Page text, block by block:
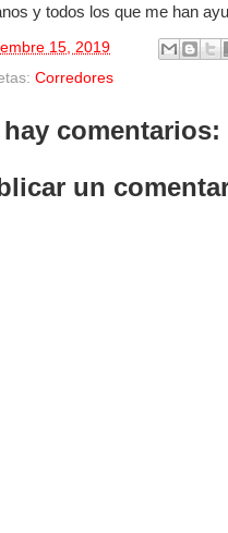
y todos los que me han
15, 2019
Corredores
hay comentarios:
un